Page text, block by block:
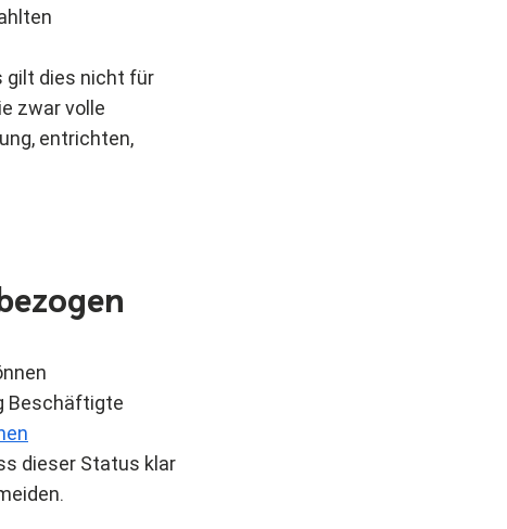
gilt dies nicht für
zwar volle
entrichten,
Beschäftigte
dieser Status klar